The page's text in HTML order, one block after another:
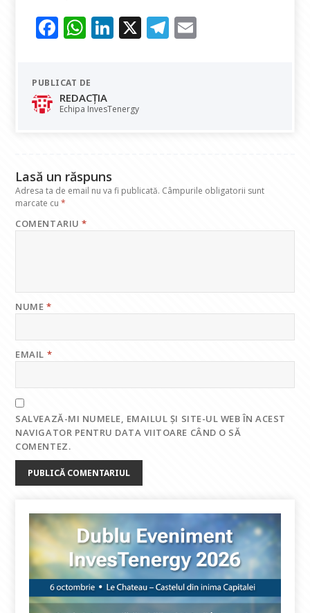
F
e
b
o
W
at
s
A
Li
dI
X T
PUBLICAT DE
REDACȚIA
Echipa InvesTenergy
Lasă un răspuns
Adresa ta de email nu va fi publicată. Câmpurile obligatorii sunt
marcate cu*
COMENTARIU*
NUME*
EMAIL *
SALVEAZĂ-MI NUMELE, EMAILUL ȘI SITE-UL WEB ÎN ACEST
NAVIGATOR PENTRU DATA VIITOARE CÂND O SĂ
COMENTEZ.